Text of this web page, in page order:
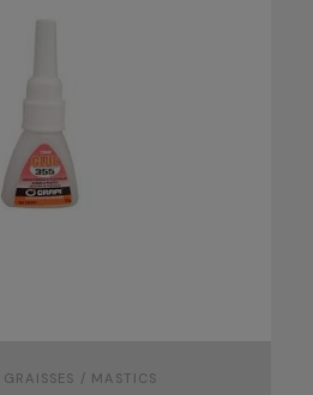
/ MASTICS